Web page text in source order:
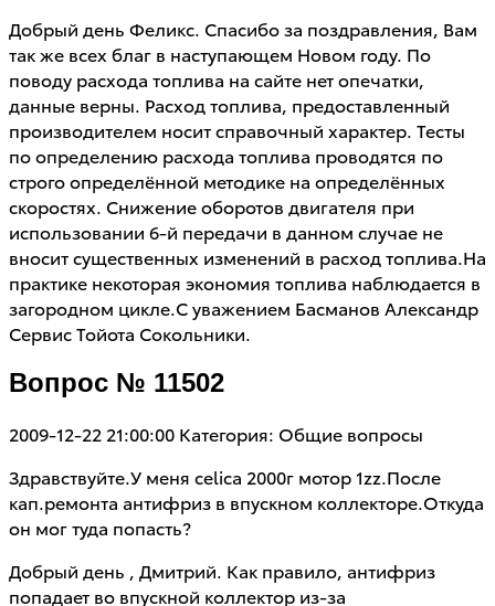
Добрый день Феликс. Спасибо за поздравления, Вам
так же всех благ в наступающем Новом году. По
поводу расхода топлива на сайте нет опечатки,
данные верны. Расход топлива, предоставленный
производителем носит справочный характер. Тесты
по определению расхода топлива проводятся по
строго определённой методике на определённых
скоростях. Снижение оборотов двигателя при
использовании 6-й передачи в данном случае не
вносит существенных изменений в расход топлива.На
практике некоторая экономия топлива наблюдается в
загородном цикле.С уважением Басманов Александр
Сервис Тойота Сокольники.
Вопрос № 11502
2009-12-22 21:00:00 Категория: Общие вопросы
Здравствуйте.У меня celica 2000г мотор 1zz.После
кап.ремонта антифриз в впускном коллекторе.Откуда
он мог туда попасть?
Добрый день , Дмитрий. Как правило, антифриз
попадает во впускной коллектор из-за